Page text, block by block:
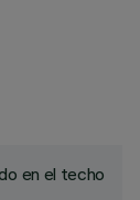
en el techo